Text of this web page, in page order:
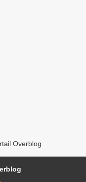
Overblog